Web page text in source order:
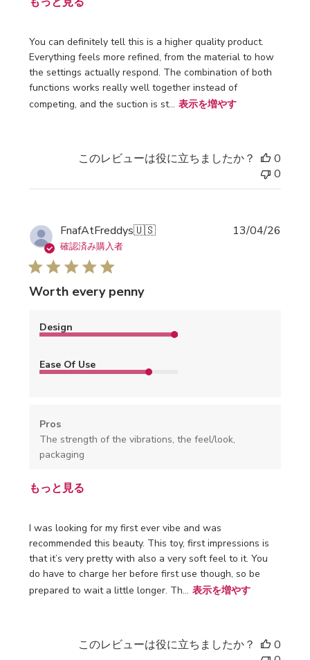
You can definitely tell this is a higher quality product.
Everything feels more refined, from the material to how
the settings actually respond. The combination of both
functions works really well together instead of
competing, and the suction is st... 表示を増やす
このレビューは役に立ちましたか？
0
0
FnafAtFreddys🇺🇸
確認済み購入者
Worth every penny
I was looking for my first ever vibe and was
recommended this beauty. This toy, first impressions is
that it’s very pretty with also a very soft feel to it. You
do have to charge her before first use though, so be
prepared to wait a little longer. Th... 表示を増やす
Design
Ease Of Use
Pros
The strength of the vibrations, the feel/look,
packaging
もっと見る
13/04/26
このレビューは役に立ちましたか？
0